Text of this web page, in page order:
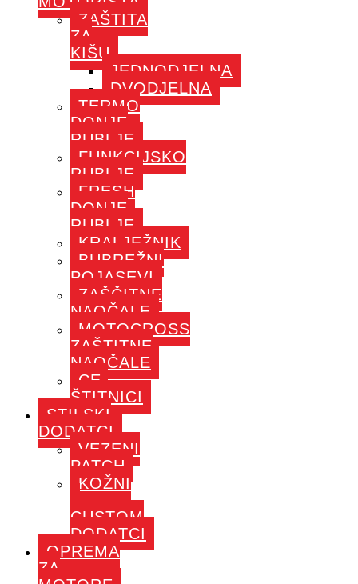
ZAŠTITA
ZA
KIŠU
JEDNODJELNA
DVODJELNA
TERMO
DONJE
RUBLJE
FUNKCIJSKO
RUBLJE
FRESH
DONJE
RUBLJE
KRALJEŽNIK
BUBREŽNI
POJASEVI
ZAŠČITNE
NAOČALE
MOTOCROSS
ZAŠTITNE
NAOČALE
CE-
ŠTITNICI
STILSKI
DODATCI
VEZENI
PATCH
KOŽNI
CUSTOM
DODATCI
OPREMA
ZA